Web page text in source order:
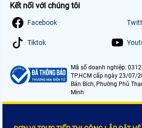
Kết nối với chúng tôi
Facebook
Tiktok
Mã số doanh nghiệp:
TP.HCM cấp ngày 23/07/
Bán Bích, Phường Phú
Minh